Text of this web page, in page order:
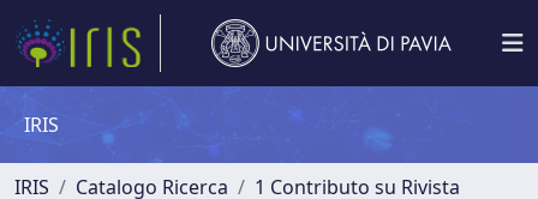
IRIS
IRIS Catalogo Ricerca
1 Contributo su Rivista